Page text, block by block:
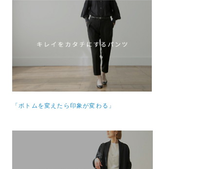
「ボトムを変えたら印象が変わる」